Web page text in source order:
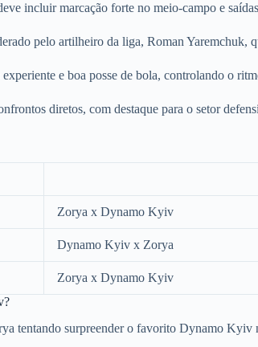
incluir marcação forte no meio-campo e
pelo artilheiro da liga, Roman Yaremchuk,
e boa posse de bola, controlando o
diretos, com destaque para o setor
Zorya x Dynamo Kyiv
Dynamo Kyiv x Zorya
Zorya x Dynamo Kyiv
tentando surpreender o favorito Dynamo Kyiv